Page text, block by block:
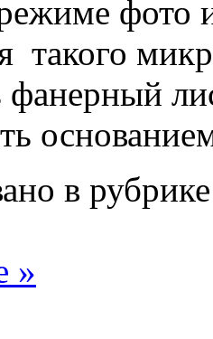
такого
фанерный
в
»